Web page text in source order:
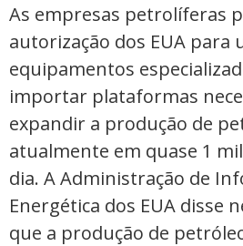
As empresas petrolíferas
autorização dos EUA para
equipamentos
importar ​plataformas
expandir a produção de
atualmente em quase 1
dia. A Administração de
Energética dos EUA disse
que a produção de